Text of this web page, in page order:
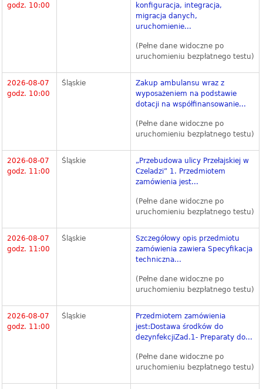
godz. 10:00
konfiguracja, integracja,
migracja danych,
uruchomienie...
(Pełne dane widoczne po
uruchomieniu bezpłatnego testu)
2026-08-07
godz. 10:00
Śląskie
Zakup ambulansu wraz z
wyposażeniem na podstawie
dotacji na współfinansowanie...
(Pełne dane widoczne po
uruchomieniu bezpłatnego testu)
2026-08-07
godz. 11:00
Śląskie
„Przebudowa ulicy Przełajskiej w
Czeladzi” 1. Przedmiotem
zamówienia jest...
(Pełne dane widoczne po
uruchomieniu bezpłatnego testu)
2026-08-07
godz. 11:00
Śląskie
Szczegółowy opis przedmiotu
zamówienia zawiera Specyfikacja
techniczna...
(Pełne dane widoczne po
uruchomieniu bezpłatnego testu)
2026-08-07
godz. 11:00
Śląskie
Przedmiotem zamówienia
jest:Dostawa środków do
dezynfekcjiZad.1- Preparaty do...
(Pełne dane widoczne po
uruchomieniu bezpłatnego testu)